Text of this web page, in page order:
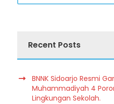
Recent Posts
BNNK Sidoarjo Resmi
Muhammadiyah 4
Lingkungan Sekolah.